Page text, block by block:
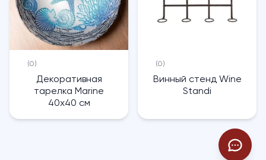
(0)
Декоративная
тарелка Marine
40х40 см
(0)
Винный стенд Wine
Standi